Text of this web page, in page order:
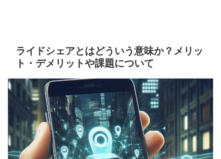
ライドシェアとはどういう意味か？メリッ
ト・デメリットや課題について